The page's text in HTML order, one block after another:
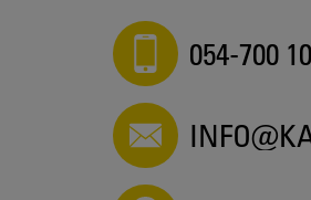
054-700